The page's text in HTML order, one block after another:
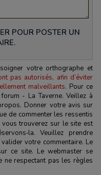
POUR POSTER UN
votre orthographe et
pas autorisés, afin d’éviter
malveillants. Pour ce
- La Taverne. Veillez à
Donner votre avis sur
de commenter les ressentis
vous trouverez sur le site est
Veuillez prendre
votre commentaire. Le
ce site. Le webmaster se
ne respectant pas les règles